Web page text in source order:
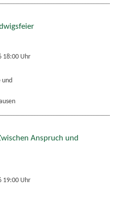
18:00 Uhr
und
Anspruch und
19:00 Uhr